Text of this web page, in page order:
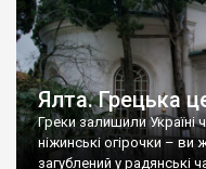
Ялта. Грецька
Греки залишили Україні
ніжинські огірочки – ви
загублений у радянські